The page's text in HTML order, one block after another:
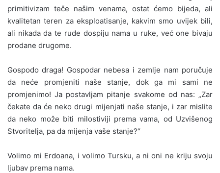
primitivizam teče našim venama, ostat ćemo bijeda, ali
kvalitetan teren za eksploatisanje, kakvim smo uvijek bili,
ali nikada da te rude dospiju nama u ruke, već one bivaju
prodane drugome.
Gospodo draga! Gospodar nebesa i zemlje nam poručuje
da neće promjeniti naše stanje, dok ga mi sami ne
promjenimo! Ja postavljam pitanje svakome od nas: „Zar
čekate da će neko drugi mijenjati naše stanje, i zar mislite
da neko može biti milostiviji prema vama, od Uzvišenog
Stvoritelja, pa da mijenja vaše stanje?“
Volimo mi Erdoana, i volimo Tursku, a ni oni ne kriju svoju
ljubav prema nama.